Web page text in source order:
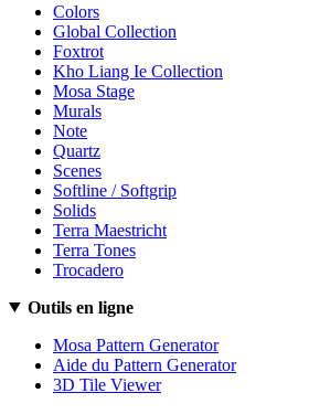
Colors
Global Collection
Foxtrot
Kho Liang Ie Collection
Mosa Stage
Murals
Note
Quartz
Scenes
Softline / Softgrip
Solids
Terra Maestricht
Terra Tones
Trocadero
Outils en ligne
Mosa Pattern Generator
Aide du Pattern Generator
3D Tile Viewer